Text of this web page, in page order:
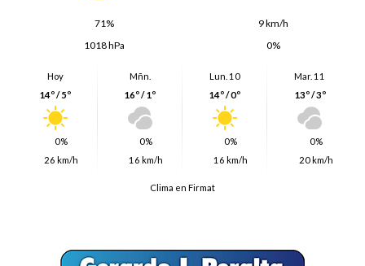
71%
9 km/h
1018 hPa
0%
Hoy
14º / 5º
0%
26 km/h
Mñn.
16º / 1º
0%
16 km/h
Lun. 10
14º / 0º
0%
16 km/h
Mar. 11
13º / 3º
0%
20 km/h
Clima en Firmat